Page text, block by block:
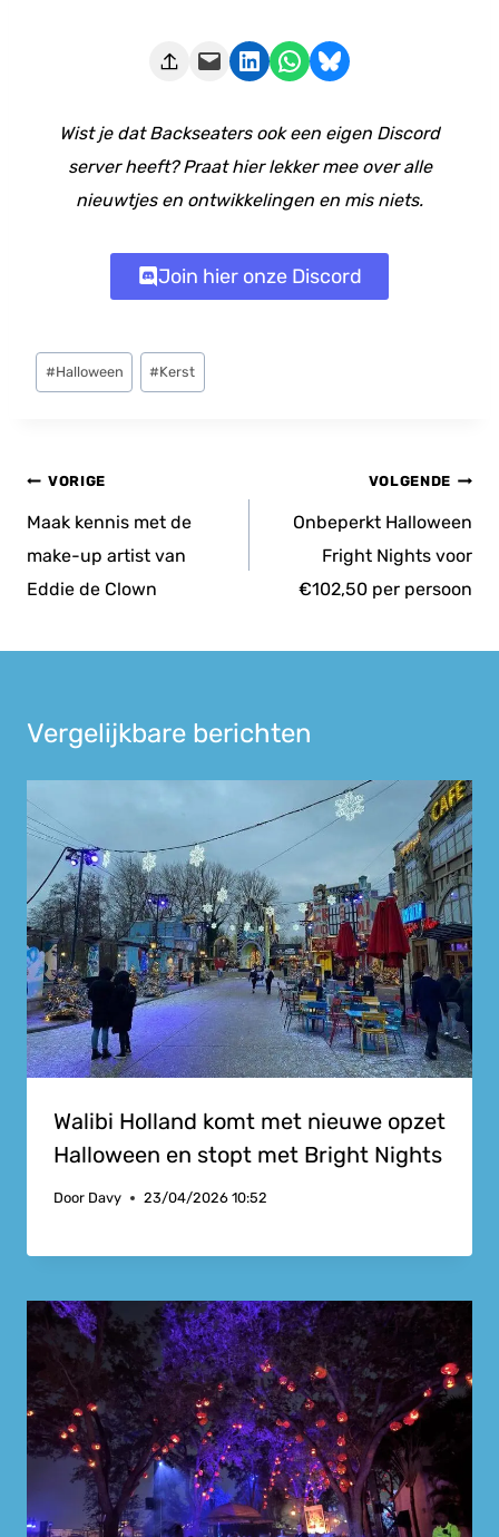
Deze pagina e-mailen Delen op LinkedIn Delen via WhatsApp Share on Bluesky
Wist je dat Backseaters ook een eigen Discord
server heeft? Praat hier lekker mee over alle
nieuwtjes en ontwikkelingen en mis niets.
Join hier onze Discord
Bericht
tags:
#Halloween #Kerst
Bericht
navigatie
VORIGE
Maak kennis met de
make-up artist van
Eddie de Clown
VOLGENDE
Onbeperkt Halloween
Fright Nights voor
€102,50 per persoon
Vergelijkbare berichten
Walibi Holland komt met nieuwe opzet
Halloween en stopt met Bright Nights
Door Davy 23/04/2026 10:52